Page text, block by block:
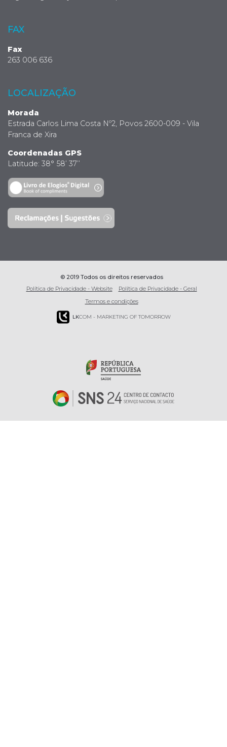
FAX
Fax
263 006 636
LOCALIZAÇÃO
Morada
Estrada Carlos Lima Costa Nº2, Povos 2600-009 - Vila
Franca de Xira
Coordenadas GPS
Latitude: 38° 58’ 37’’
© 2019 Todos os direitos reservados
Política de Privacidade - Website
Política de Privacidade - Geral
Termos e condições
LKCOM - MARKETING OF TOMORROW